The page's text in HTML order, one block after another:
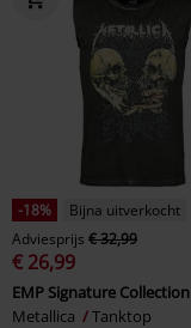
-18%
Bijna uitverkocht
Adviesprijs € 32,99
€ 26,99
EMP Signature Collection
Metallica
Tanktop